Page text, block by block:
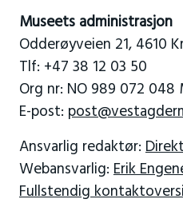
Museets administrasjon
Odderøyveien 21, 4610
Tlf: +47 38 12 03 50
Org nr: NO 989 072 048
E-post:
Ansvarlig redaktør:
Webansvarlig: Erik
Fullstendig